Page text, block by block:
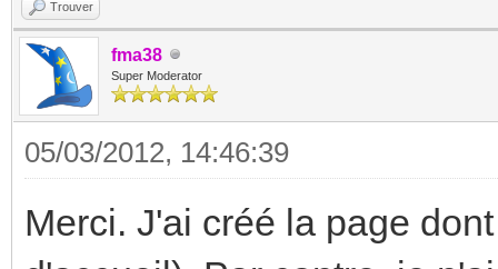
Trouver
fma38
Super Moderator
05/03/2012, 14:46:39
Merci. J'ai créé la page